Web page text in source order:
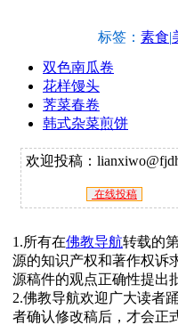
标签： 素食|
双色南瓜卷
花样馒头
荠菜春卷
韩式杂菜煎饼
欢迎投稿：
在线投稿
1.所有在佛教导航转载的
源的知识产权和著作权诉
源稿件的观点正确性提出
2.佛教导航欢迎广大读者
者确认修改稿后，才会正